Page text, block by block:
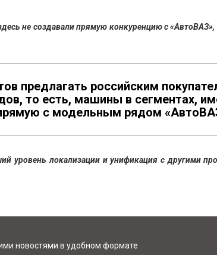
не создавали прямую конкуренцию с «АвтоВАЗ»,
предлагать российским
то есть, машины в сегментах,
с модельным рядом
уровень локализации и унификация с другими
новостями в удобном формате